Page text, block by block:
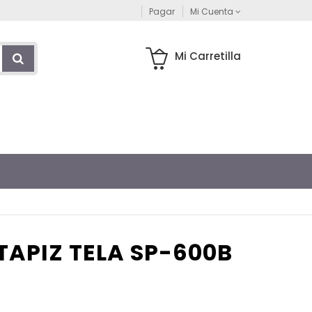
Pagar Mi Cuenta
Mi Carretilla
TELA SP-600B